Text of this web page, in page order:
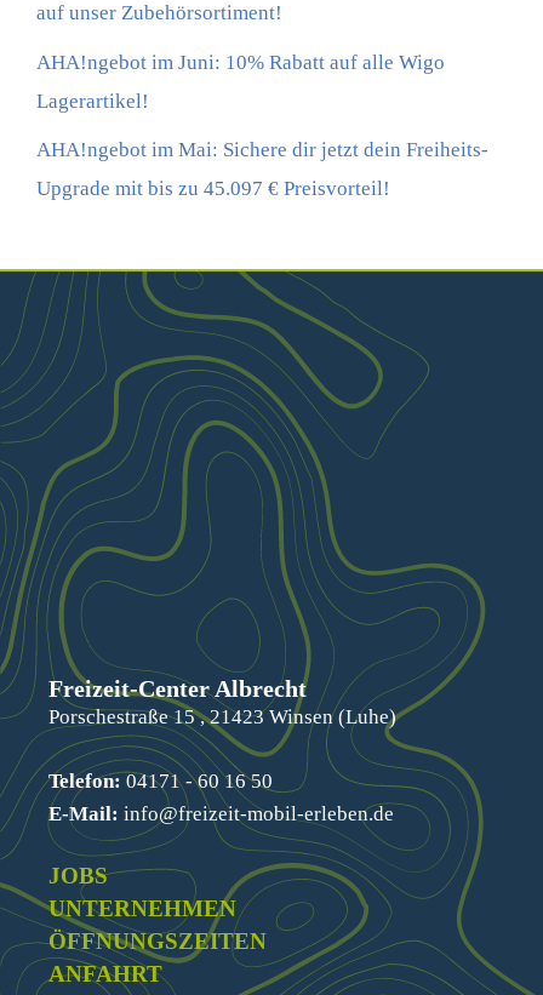
auf unser Zubehörsortiment!
AHA!ngebot im Juni: 10% Rabatt auf alle Wigo
Lagerartikel!
AHA!ngebot im Mai: Sichere dir jetzt dein Freiheits-
Upgrade mit bis zu 45.097 € Preisvorteil!
Freizeit-Center Albrecht
Porschestraße 15 , 21423 Winsen (Luhe)
Telefon:04171 - 60 16 50
E-Mail: info@freizeit-mobil-erleben.de
JOBS
UNTERNEHMEN
ÖFFNUNGSZEITEN
ANFAHRT